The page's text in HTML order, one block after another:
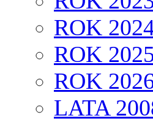
ROK
ROK
ROK
LATA